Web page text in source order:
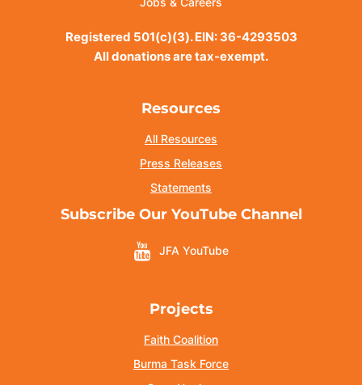
Registered 501(c)(3). EIN: 36-4293503
All donations are tax-exempt.
Resources
All Resources
Press Releases
Statements
Subscribe Our YouTube Channel
JFA YouTube
Projects
Faith Coalition
Burma Task Force